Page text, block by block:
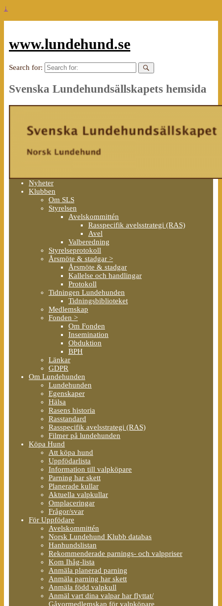
↓
www.lundehund.se
Search for:
Svenska Lundehundsällskapets hemsida
Nyheter
Klubben
Om SLS
Styrelsen
Avelskommittén
Rasspecifik avelsstrategi (RAS)
Avel
Valberedning
Styrelseprotokoll
Årsmöte & stadgar >
Årsmöte & stadgar
Kallelse och handlingar
Protokoll
Tidningen Lundehunden
Tidningsbiblioteket
Medlemskap
Fonden >
Om Fonden
Insemination
Obduktion
BPH
Länkar
GDPR
Om Lundehunden
Lundehunden
Egenskaper
Hälsa
Rasens historia
Rasstandard
Rasspecifik avelsstrategi (RAS)
Filmer på lundehunden
Köpa Hund
Att köpa hund
Uppfödarlista
Information till valpköpare
Parning har skett
Planerade kullar
Aktuella valpkullar
Omplaceringar
Frågor/svar
För Uppfödare
Avelskommittén
Norsk Lundehund Klubb databas
Hanhundslistan
Rekommenderade parnings- och valppriser
Kom Ihåg-lista
Anmäla planerad parning
Anmäla parning har skett
Anmäla född valpkull
Anmäl vart dina valpar har flyttat/
Gåvormedlemskap för valpköpare